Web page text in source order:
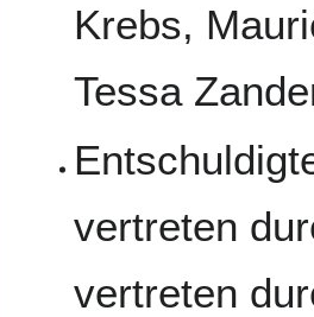
Krebs,
Tessa
vertreten
vertreten